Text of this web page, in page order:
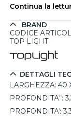
l'incontro perfetto
plafoniera si
grazie alla sua
vantaggio di
di assistenza
ridotto.
è perfetta sia da
elementi della
pratica ed
Continua la
BRAND
CODICE
TOP LIGHT
DETTAGLI
LARGHEZZA: 40
PROFONDITA'':
PROFONDITA':